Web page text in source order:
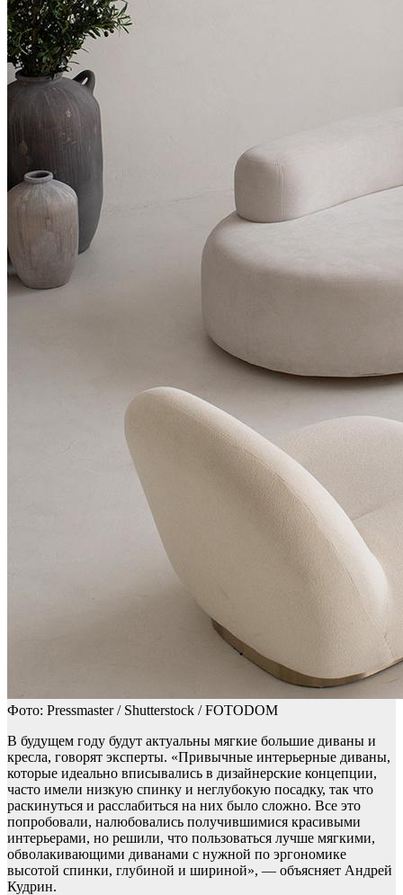
Фото: Pressmaster / Shutterstock / FOTODOM
В будущем году будут актуальны мягкие большие диваны и
кресла, говорят эксперты. «Привычные интерьерные диваны,
которые идеально вписывались в дизайнерские концепции,
часто имели низкую спинку и неглубокую посадку, так что
раскинуться и расслабиться на них было сложно. Все это
попробовали, налюбовались получившимися красивыми
интерьерами, но решили, что пользоваться лучше мягкими,
обволакивающими диванами с нужной по эргономике
высотой спинки, глубиной и шириной», — объясняет Андрей
Кудрин.